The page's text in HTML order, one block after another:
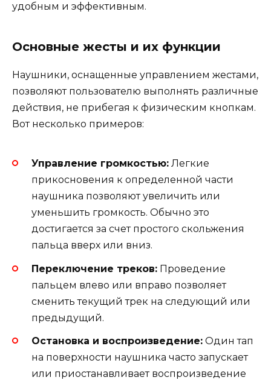
удобным и эффективным.
Основные жесты и их функции
Наушники, оснащенные управлением жестами,
позволяют пользователю выполнять различные
действия, не прибегая к физическим кнопкам.
Вот несколько примеров:
Управление громкостью: Легкие
прикосновения к определенной части
наушника позволяют увеличить или
уменьшить громкость. Обычно это
достигается за счет простого скольжения
пальца вверх или вниз.
Переключение треков: Проведение
пальцем влево или вправо позволяет
сменить текущий трек на следующий или
предыдущий.
Остановка и воспроизведение: Один тап
на поверхности наушника часто запускает
или приостанавливает воспроизведение